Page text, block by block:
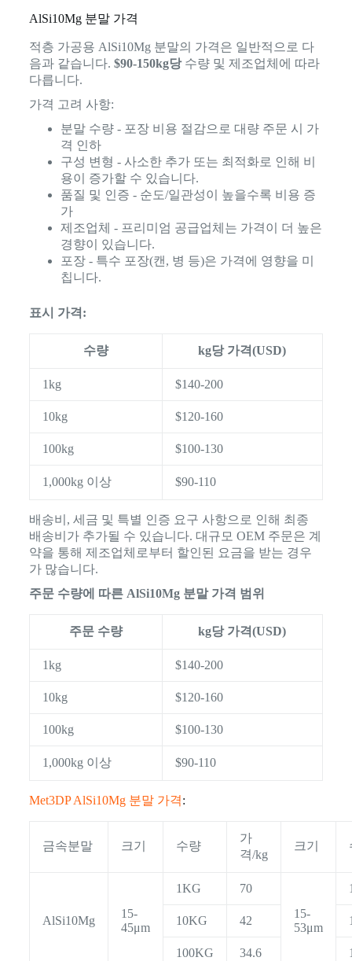
AlSi10Mg 분말 가격
적층 가공용 AlSi10Mg 분말의 가격은 일반적으로 다
음과 같습니다. $90-150kg당수량 및 제조업체에 따라
다릅니다.
가격 고려 사항:
분말 수량 - 포장 비용 절감으로 대량 주문 시 가
격 인하
구성 변형 - 사소한 추가 또는 최적화로 인해 비
용이 증가할 수 있습니다.
품질 및 인증 - 순도/일관성이 높을수록 비용 증
가
제조업체 - 프리미엄 공급업체는 가격이 더 높은
경향이 있습니다.
포장 - 특수 포장(캔, 병 등)은 가격에 영향을 미
칩니다.
표시 가격:
수량 kg당 가격(USD)
1kg $140-200
10kg $120-160
100kg $100-130
1,000kg 이상 $90-110
배송비, 세금 및 특별 인증 요구 사항으로 인해 최종
배송비가 추가될 수 있습니다. 대규모 OEM 주문은 계
약을 통해 제조업체로부터 할인된 요금을 받는 경우
가 많습니다.
주문 수량에 따른 AlSi10Mg 분말 가격 범위
주문 수량 kg당 가격(USD)
1kg $140-200
10kg $120-160
100kg $100-130
1,000kg 이상 $90-110
Met3DP AlSi10Mg 분말 가격:
금속분말 크기 수량
가
격/kg
크기
AlSi10Mg
15-
45μm
1KG
70
15-
53μm
10KG 42
100KG 34.6